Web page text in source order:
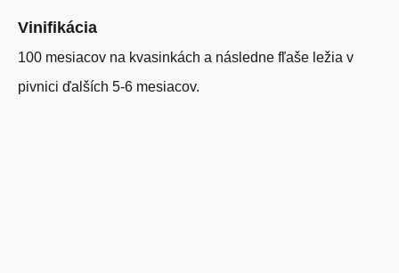
Vinifikácia
100 mesiacov na kvasinkách a následne fľaše ležia v
pivnici ďalších 5-6 mesiacov.